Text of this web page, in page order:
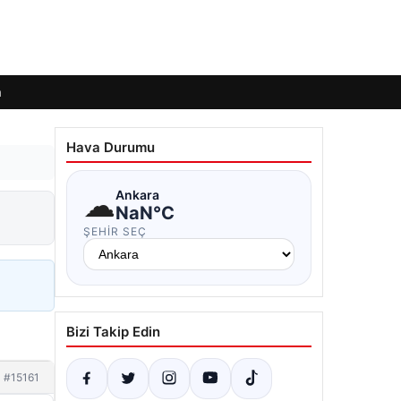
#15161
Hava Durumu
☁Ankara
NaN°C
ŞEHIR SEÇ
Bizi Takip Edin